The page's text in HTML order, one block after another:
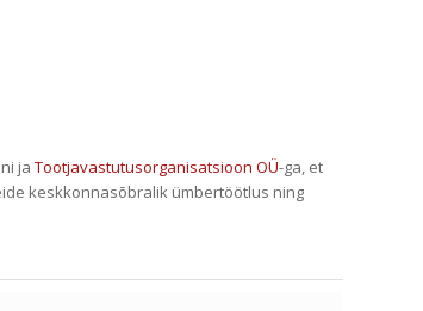
jaTootjavastutusorganisatsioon OÜ-ga, et
keskkonnasõbralik ümbertöötlus ning